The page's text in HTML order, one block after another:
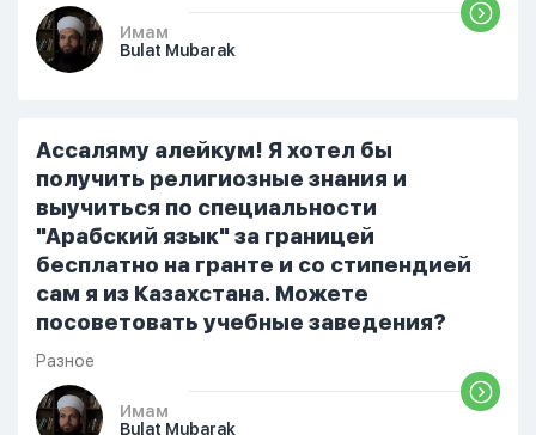
Имам
Bulat Mubarak
Ассаляму алейкум! Я хотел бы
получить религиозные знания и
выучиться по специальности
"Арабский язык" за границей
бесплатно на гранте и со стипендией
сам я из Казахстана. Можете
посоветовать учебные заведения?
Разное
Имам
Bulat Mubarak